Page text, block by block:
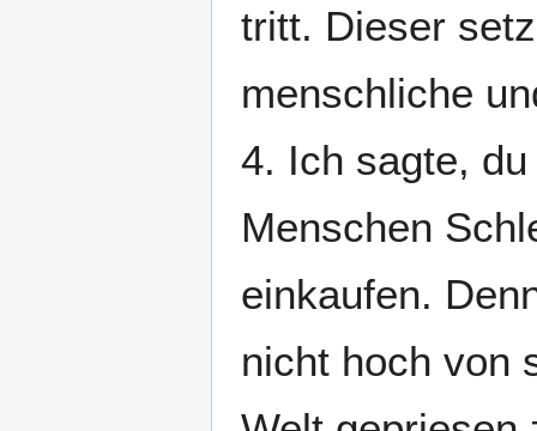
tritt. Dieser
menschliche
4. Ich sagte,
Menschen
einkaufen.
nicht hoch von